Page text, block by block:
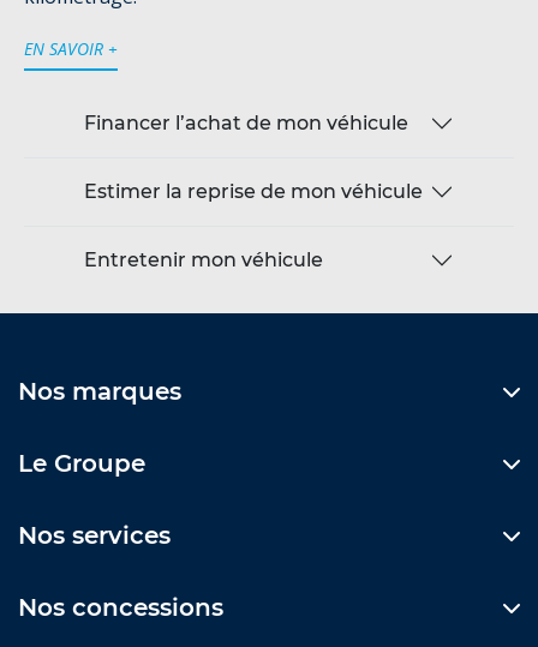
EN SAVOIR +
Financer l’achat de mon véhicule
Estimer la reprise de mon véhicule
Entretenir mon véhicule
Nos marques
Le Groupe
Nos services
Nos concessions